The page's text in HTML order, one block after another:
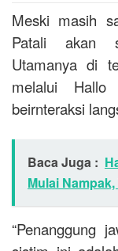
Meski masih
Patali akan
Utamanya di
melalui
beirnteraksi
Baca Juga :
Mulai
“Penanggung